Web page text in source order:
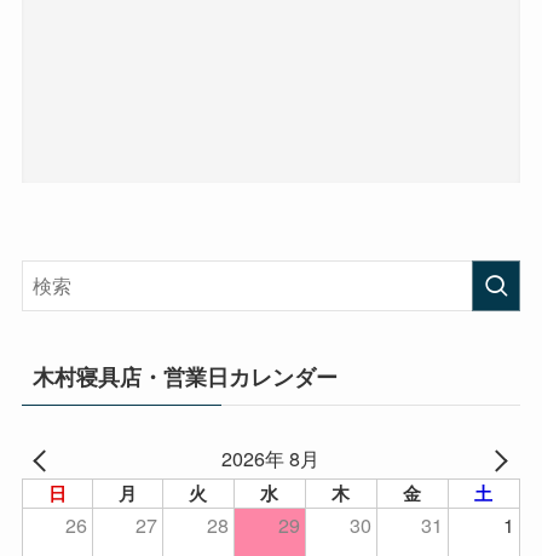
木村寝具店・営業日カレンダー
2026年 8月
日 月 火 水 木 金 土
26 27 28 29 30 31
1